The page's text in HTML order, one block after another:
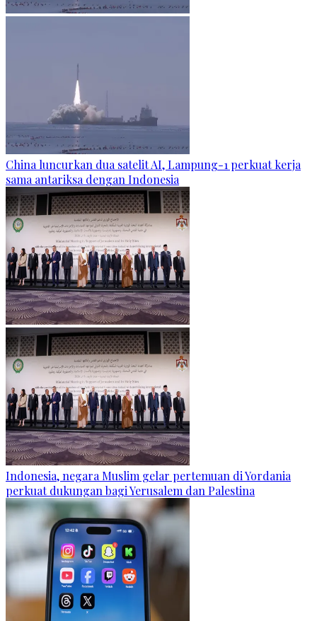
China luncurkan dua satelit AI, Lampung-1 perkuat kerja
sama antariksa dengan Indonesia
Indonesia, negara Muslim gelar pertemuan di Yordania
perkuat dukungan bagi Yerusalem dan Palestina